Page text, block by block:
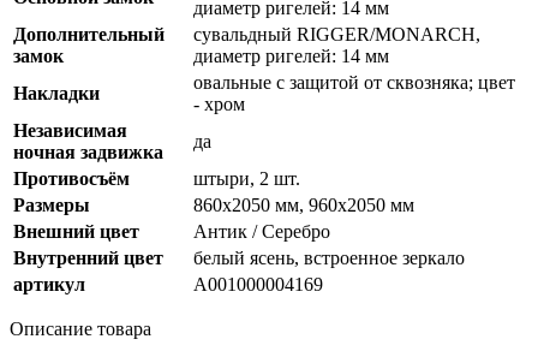
диаметр ригелей: 14 мм
Дополнительный
замок
сувальдный RIGGER/MONARCH,
диаметр ригелей: 14 мм
Накладки
овальные с защитой от сквозняка; цвет
- хром
Независимая
ночная задвижка
да
Противосъём
штыри, 2 шт.
Размеры
860х2050 мм, 960х2050 мм
Внешний цвет
Антик / Серебро
Внутренний цвет
белый ясень, встроенное зеркало
артикул
А001000004169
Описание товара